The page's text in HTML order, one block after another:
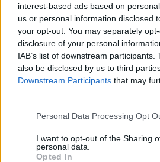
interest-based ads based on
us or personal information disclosed
your opt-out. You may separately
disclosure of your personal
IAB’s list of downstream
also be disclosed by us to third
Downstream Participants that may
Personal Data Processing Opt
I want to opt-out of the Sharing
personal data.
Opted In
Arbitragem: Luís Godinho nomeado
Ramalho no encontro do Benfica
A Federação Portuguesa de Futebol
dos árbitros para a jornada...
6 Agosto, 2026 - 11:29